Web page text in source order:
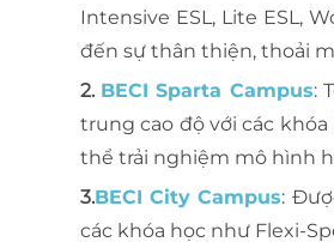
Intensive ESL, Lite ESL,
đến sự thân thiện, thoải
2. BECI Sparta Campus:
trung cao độ với các khóa
thể trải nghiệm mô hình
3.BECI City Campus:
các khóa học như Flexi-